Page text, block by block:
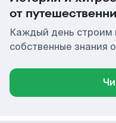
от
Каждый день строим
собственные знания